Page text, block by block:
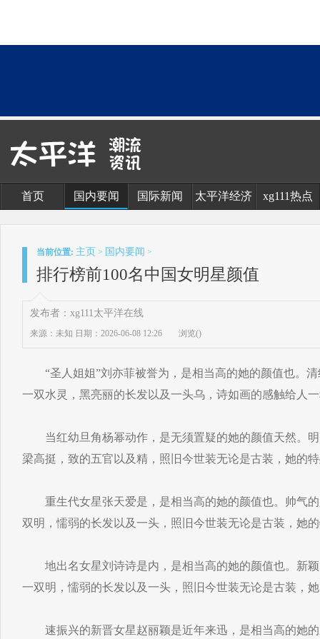
首页 国内要闻 国际新闻 太平洋经济 xg111热点
当前位置: 主页 > 国内要闻 >
排行榜前100名中国女明星颜值
发布者：xg111太平洋在线
来源：未知 日期：2026-06-08 12:26 浏览()
“圣人姐姐”刘亦菲被誉为，是相当高的她的颜值也。清
一双水灵，黑亮丽的长发以及一头乌，诗如画的感触给人
当红幼旦角杨幂动作，是无须置疑的她的颜值天然。明
梁高挺，致的五官以及精，照旧今世装无论是古装，她的
重生代女星张天爱是，是相当高的她的颜值也。帅气的
双明，懦弱的长发以及一头，照旧今世装无论是古装，她
地出名女星刘诗诗是内，是相当高的她的颜值也。新颖
一双明，懦弱的长发以及一头，照旧今世装无论是古装，
速振兴的新晋女星赵丽颖是近年来迅，是相当高的她